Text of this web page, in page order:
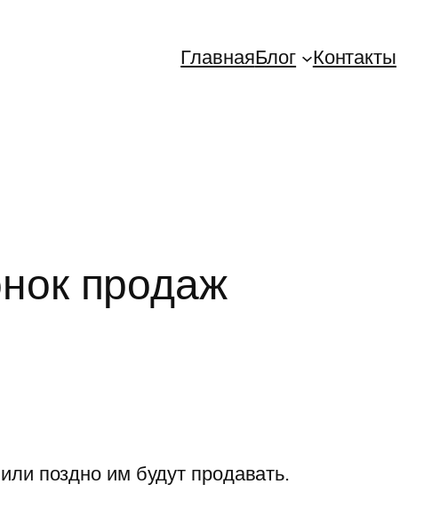
ГлавнаяБлог Контакты
продаж
поздно им будут продавать.